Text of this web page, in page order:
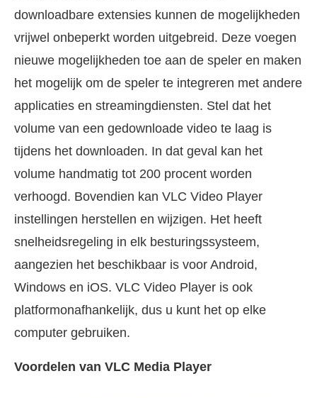
downloadbare extensies kunnen de mogelijkheden
vrijwel onbeperkt worden uitgebreid. Deze voegen
nieuwe mogelijkheden toe aan de speler en maken
het mogelijk om de speler te integreren met andere
applicaties en streamingdiensten. Stel dat het
volume van een gedownloade video te laag is
tijdens het downloaden. In dat geval kan het
volume handmatig tot 200 procent worden
verhoogd. Bovendien kan VLC Video Player
instellingen herstellen en wijzigen. Het heeft
snelheidsregeling in elk besturingssysteem,
aangezien het beschikbaar is voor Android,
Windows en iOS. VLC Video Player is ook
platformonafhankelijk, dus u kunt het op elke
computer gebruiken.
Voordelen van VLC Media Player